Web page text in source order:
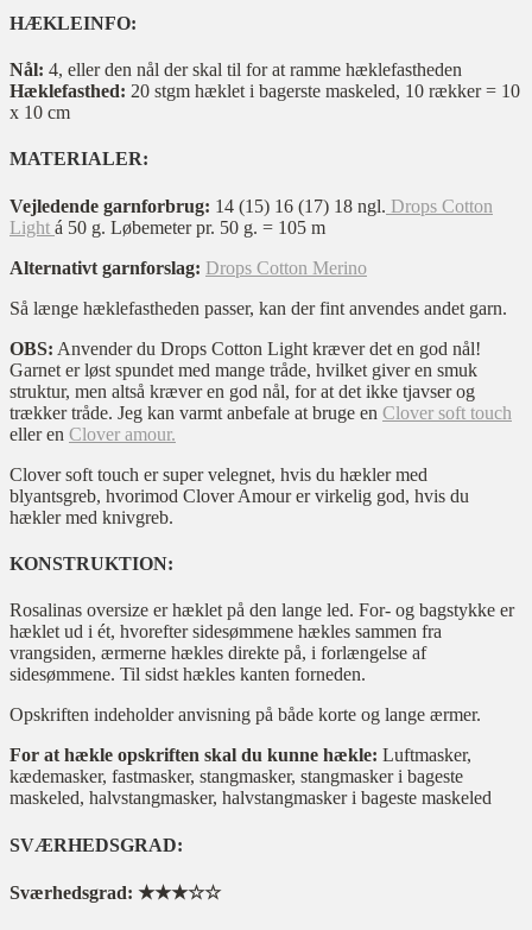
HÆKLEINFO:
Nål: 4, eller den nål der skal til for at ramme hæklefastheden
Hæklefasthed: 20 stgm hæklet i bagerste maskeled, 10 rækker = 10
x 10 cm
MATERIALER:
Vejledende garnforbrug: 14 (15) 16 (17) 18 ngl. Drops Cotton
Light á 50 g. Løbemeter pr. 50 g. = 105 m
Alternativt garnforslag: Drops Cotton Merino
Så længe hæklefastheden passer, kan der fint anvendes andet garn.
OBS: Anvender du Drops Cotton Light kræver det en god nål!
Garnet er løst spundet med mange tråde, hvilket giver en smuk
struktur, men altså kræver en god nål, for at det ikke tjavser og
trækker tråde. Jeg kan varmt anbefale at bruge en Clover soft touch
eller en Clover amour.
Clover soft touch er super velegnet, hvis du hækler med
blyantsgreb, hvorimod Clover Amour er virkelig god, hvis du
hækler med knivgreb.
KONSTRUKTION:
Rosalinas oversize er hæklet på den lange led. For- og bagstykke er
hæklet ud i ét, hvorefter sidesømmene hækles sammen fra
vrangsiden, ærmerne hækles direkte på, i forlængelse af
sidesømmene. Til sidst hækles kanten forneden.
Opskriften indeholder anvisning på både korte og lange ærmer.
For at hækle opskriften skal du kunne hækle: Luftmasker,
kædemasker, fastmasker, stangmasker, stangmasker i bageste
maskeled, halvstangmasker, halvstangmasker i bageste maskeled
SVÆRHEDSGRAD:
Sværhedsgrad: ★★★☆☆